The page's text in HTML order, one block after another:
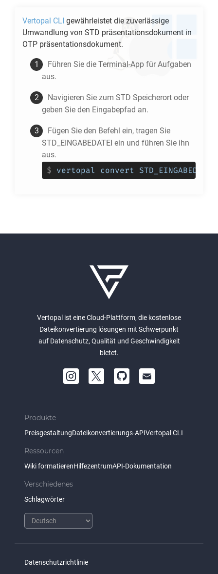
Vertopal CLI gewährleistet die zuverlässige
Umwandlung von STD präsentationsdokument in
OTP präsentationsdokument.
Führen Sie die Terminal-App für Aufgaben
aus.
Navigieren Sie zum STD Speicherort oder
geben Sie den Eingabepfad an.
Fügen Sie den Befehl ein, tragen Sie
STD_EINGABEDATEI ein und führen Sie ihn
aus.
$ vertopal convert
Vertopal ist eine Cloud-Plattform, die kostenlose
Dateikonvertierung lösungen mit Schwerpunkt
auf Datenschutz, Qualität und Geschwindigkeit
bietet.
Produkte
PreisgestaltungDateikonvertierungs-APIVertopal CLI
Ressourcen
Wiki formatierenHilfezentrumAPI-Dokumentation
Verschiedenes
Schlagwörter
Datenschutzrichtlinie